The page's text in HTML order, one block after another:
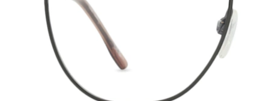
Larghezza montatura
46 mm
Altezza lente
53 mm
Diametro lente (Calibro)
Diametro
lente